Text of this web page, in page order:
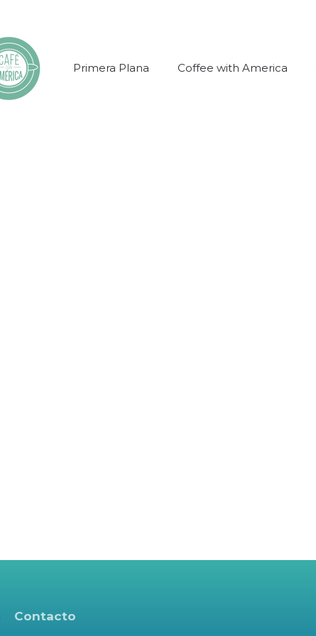
Primera Plana Coffee with America
Contacto